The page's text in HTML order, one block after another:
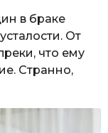
в браке
От
что ему
Странно,